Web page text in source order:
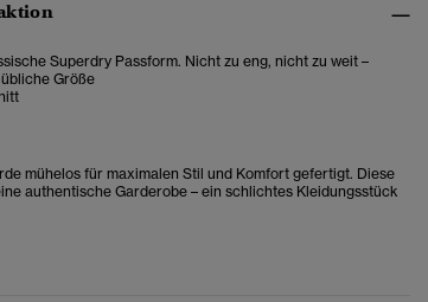
Superdry Passform. Nicht zu eng, nicht zu weit –
Größe
mühelos für maximalen Stil und Komfort gefertigt. Diese
authentische Garderobe – ein schlichtes Kleidungsstück